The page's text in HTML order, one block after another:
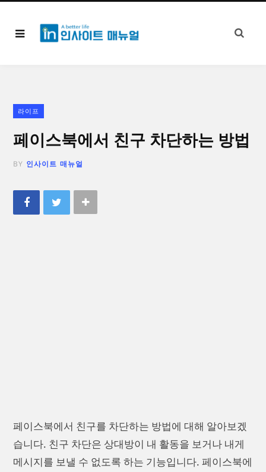
라이프
페이스북에서 친구 차단하는 방법
BY 인사이트 매뉴얼
페이스북에서 친구를 차단하는 방법에 대해 알아보겠
습니다. 친구 차단은 상대방이 내 활동을 보거나 내게
메시지를 보낼 수 없도록 하는 기능입니다. 페이스북에